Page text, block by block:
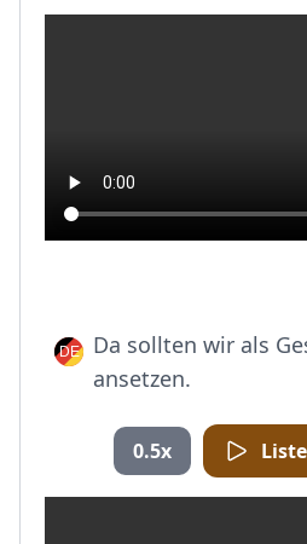
Da sollten wir als
ansetzen.
0.5x